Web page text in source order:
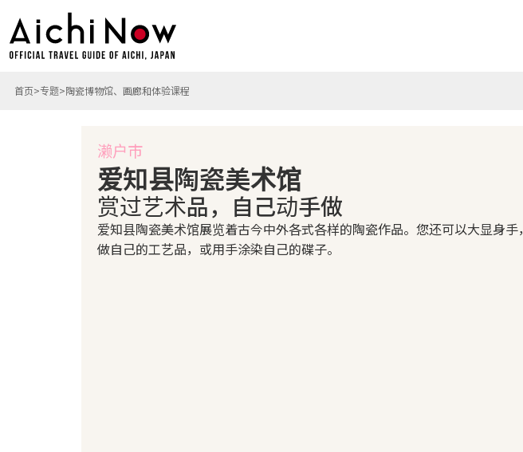
首页 专题 陶瓷博物馆、画廊和体验课程
濑户市
爱知县陶瓷美术馆
赏过艺术品，自己动手做
爱知县陶瓷美术馆展览着古今中外各式各样的陶瓷作品。您还可以大显身手，
做自己的工艺品，或用手涂染自己的碟子。